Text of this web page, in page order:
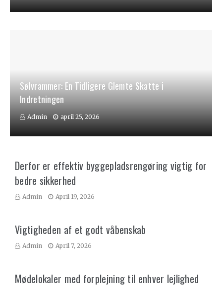
Sølvrammer: En Tidligere Glemte Skatte i
Indretningen
Admin april 25, 2026
Derfor er effektiv byggepladsrengøring vigtig for
bedre sikkerhed
Admin April 19, 2026
Vigtigheden af et godt våbenskab
Admin April 7, 2026
Mødelokaler med forplejning til enhver lejlighed